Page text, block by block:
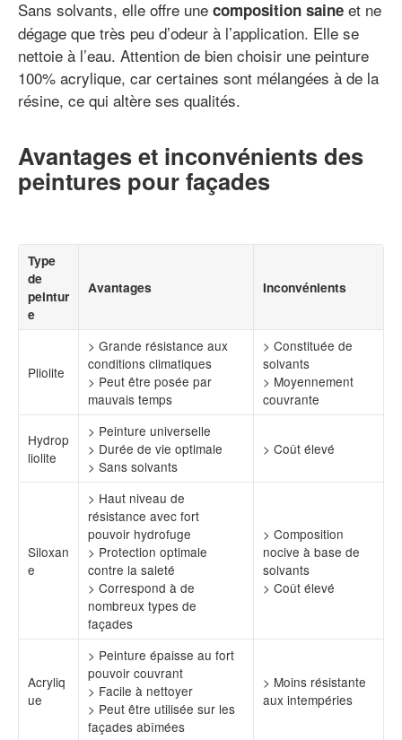
Sans solvants, elle offre une composition saine et ne
dégage que très peu d’odeur à l’application. Elle se
nettoie à l’eau. Attention de bien choisir une peinture
100% acrylique, car certaines sont mélangées à de la
résine, ce qui altère ses qualités.
Avantages et inconvénients des
peintures pour façades
Type
de
peintur
e
Avantages Inconvénients
Pliolite
> Grande résistance aux
conditions climatiques
> Peut être posée par
mauvais temps
> Constituée de
solvants
> Moyennement
couvrante
Hydrop
liolite
> Peinture universelle
> Durée de vie optimale
> Sans solvants
> Coût élevé
Siloxan
e
> Haut niveau de
résistance avec fort
pouvoir hydrofuge
> Protection optimale
contre la saleté
> Correspond à de
nombreux types de
façades
> Composition
nocive à base de
solvants
> Coût élevé
Acryliq
ue
> Peinture épaisse au fort
pouvoir couvrant
> Facile à nettoyer
> Peut être utilisée sur les
façades abîmées
> Moins résistante
aux intempéries